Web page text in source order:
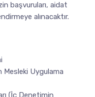
başvuruları, aidat
alınacaktır.
Mesleki Uygulama
(İç Denetimin